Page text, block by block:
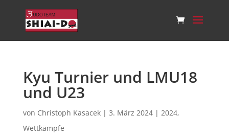
Kyu Turnier und LMU18
und U23
von Christoph Kasacek| 3. März 2024| 2024,
Wettkämpfe